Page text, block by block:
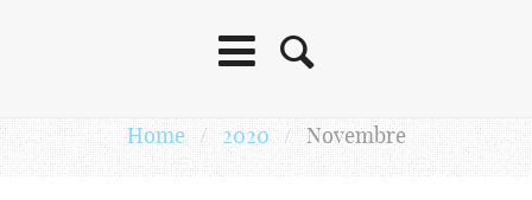
Home / 2020 / Novembre
1
2